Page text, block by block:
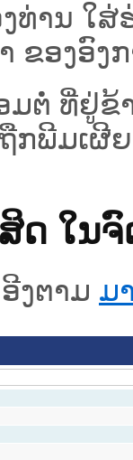
ານ ໃສ່
ຂອງອົງ
ຕໍ່ ທີ່ຢູ່ຂ້
ກພີມເຜີ
ດ ໃນ
ງຕາມ ມ